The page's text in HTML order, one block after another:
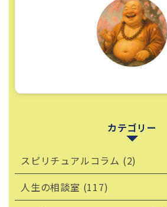
カテゴリー
スピリチュアルコラム (2)
人生の相談室 (117)